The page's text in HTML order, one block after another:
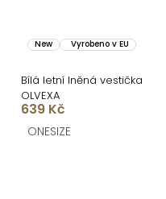
New Vyrobeno v EU
Bílá letní lněná vestička
OLVEXA
639 Kč
ONESIZE